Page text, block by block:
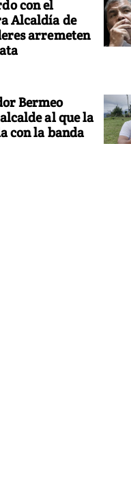
con el
Alcaldía de
arremeten
Bermeo
al que la
con la banda